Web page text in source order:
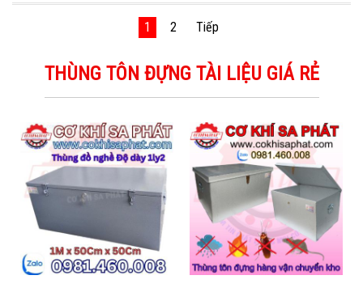
1 2 Tiếp
THÙNG TÔN ĐỰNG TÀI LIỆU GIÁ RẺ